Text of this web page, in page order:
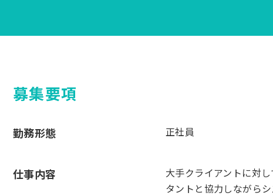
募集要項
勤務形態 正社員
仕事内容
大手クライアントに対
タントと協力しながら